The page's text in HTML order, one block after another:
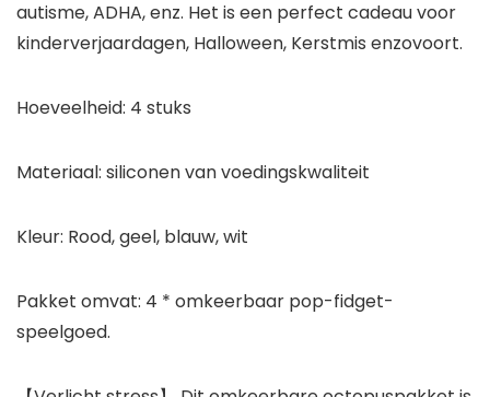
autisme, ADHA, enz. Het is een perfect cadeau voor
kinderverjaardagen, Halloween, Kerstmis enzovoort.
Hoeveelheid: 4 stuks
Materiaal: siliconen van voedingskwaliteit
Kleur: Rood, geel, blauw, wit
Pakket omvat: 4 * omkeerbaar pop-fidget-
speelgoed.